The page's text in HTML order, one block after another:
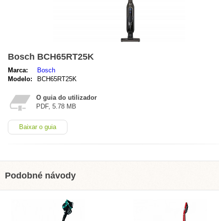
Bosch BCH65RT25K
Marca:
Bosch
Modelo:
BCH65RT25K
O guia do utilizador
PDF, 5.78 MB
Baixar o guia
Podobné návody